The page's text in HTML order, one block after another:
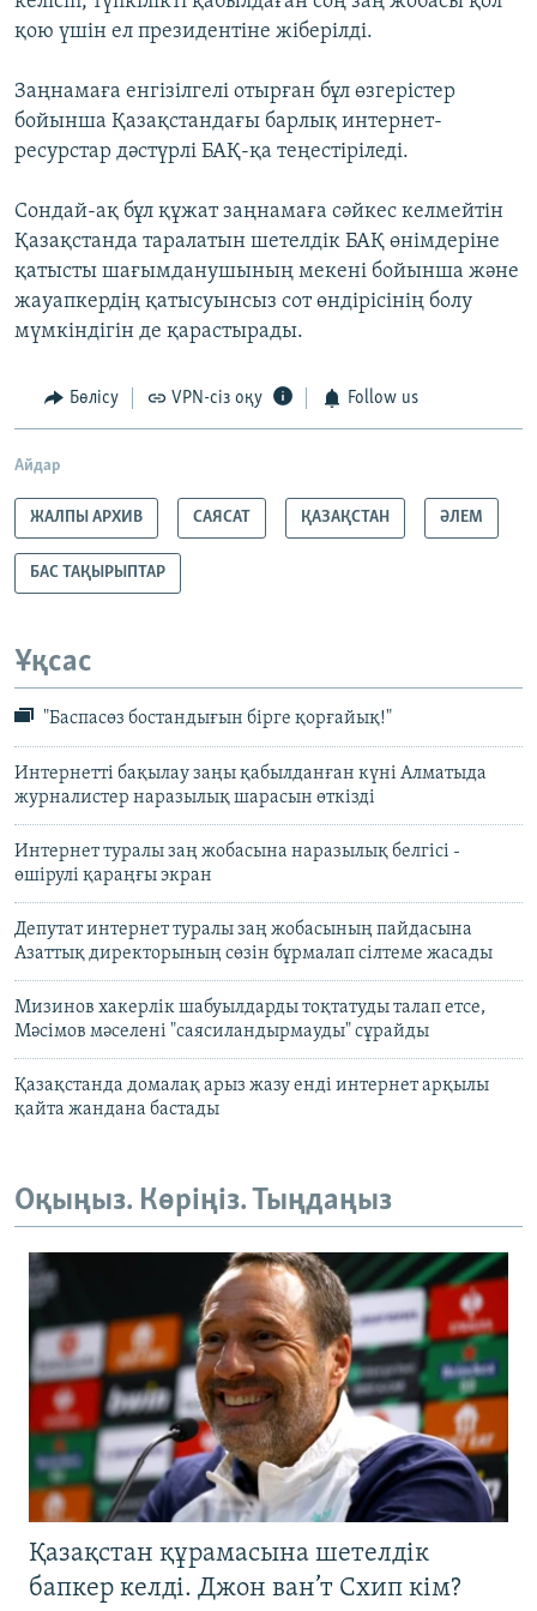
қою үшін ел президентіне жіберілді.
Заңнамаға енгізілгелі отырған бұл өзгерістер
бойынша Қазақстандағы барлық интернет-
ресурстар дәстүрлі БАҚ-қа теңестіріледі.
Сондай-ақ бұл құжат заңнамаға сәйкес келмейтін
Қазақстанда таралатын шетелдік БАҚ өнімдеріне
қатысты шағымданушының мекені бойынша және
жауапкердің қатысуынсыз сот өндірісінің болу
мүмкіндігін де қарастырады.
Бөлісу VPN-сіз оқу Follow us
Айдар
ЖАЛПЫ АРХИВ САЯСАТ ҚАЗАҚСТАН ӘЛЕМ
БАС ТАҚЫРЫПТАР
Ұқсас
"Баспасөз бостандығын бірге қорғайық!"
Интернетті бақылау заңы қабылданған күні Алматыда
журналистер наразылық шарасын өткізді
Интернет туралы заң жобасына наразылық белгісі -
өшірулі қараңғы экран
Депутат интернет туралы заң жобасының пайдасына
Азаттық директорының сөзін бұрмалап сілтеме жасады
Мизинов хакерлік шабуылдарды тоқтатуды талап етсе,
Мәсімов мәселені "саясиландырмауды" сұрайды
Қазақстанда домалақ арыз жазу енді интернет арқылы
қайта жандана бастады
Оқыңыз. Көріңіз. Тыңдаңыз
Қазақстан құрамасына шетелдік
бапкер келді. Джон ван’т Схип кім?